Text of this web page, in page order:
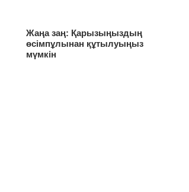
Жаңа заң: Қарызыңыздың
өсімпұлынан құтылуыңыз
мүмкін